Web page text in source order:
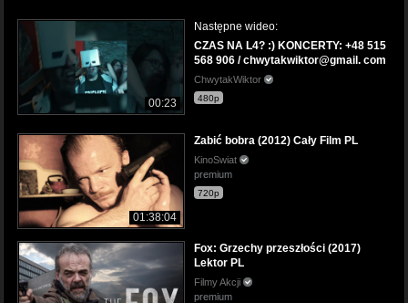
00:23
Następne wideo:
CZAS NA L4? :) KONCERTY: +48 515
568 906 / chwytakwiktor@gmail. com
ChwytakWiktor
480p
01:38:04
Zabić bobra (2012) Cały Film PL
KinoSwiat
premium
720p
Fox: Grzechy przeszłości (2017)
Lektor PL
Filmy Akcji
premium